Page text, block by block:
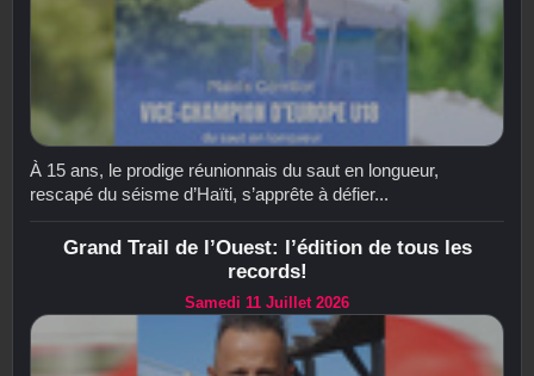
À 15 ans, le prodige réunionnais du saut en longueur,
rescapé du séisme d’Haïti, s’apprête à défier...
Grand Trail de l’Ouest: l’édition de tous les
records!
Samedi 11 Juillet 2026